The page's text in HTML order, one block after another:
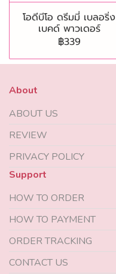
โอดีบีโอ ดรีมมี่ เบลอริ่ง
เบคด์ พาวเดอร์
฿339
About
ABOUT US
REVIEW
PRIVACY POLICY
Support
HOW TO ORDER
HOW TO PAYMENT
ORDER TRACKING
CONTACT US